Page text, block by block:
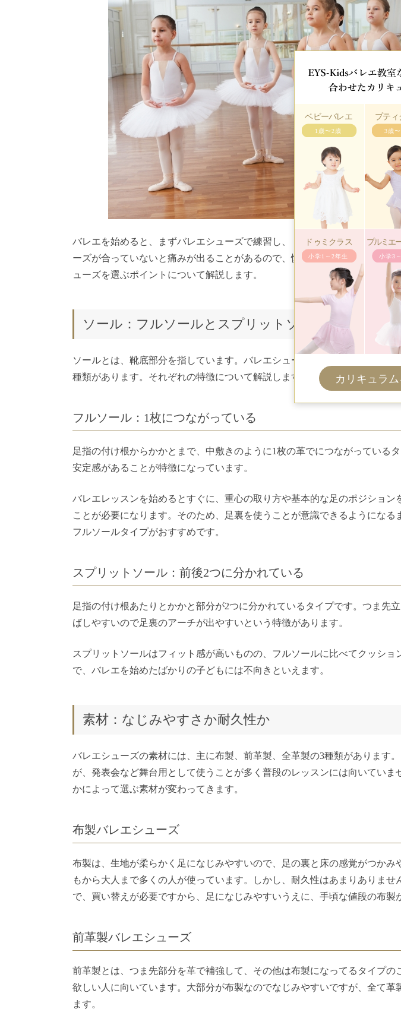
バレエを始めると、まずバレエシューズで練習し、トウシューズを履くため
ーズが合っていないと痛みが出ることがあるので、慎重に選ばなければいけ
ューズを選ぶポイントについて解説します。
ソール：フルソールとスプリットソールの違いとは
ソールとは、靴底部分を指しています。バレエシューズのソールには、フル
種類があります。それぞれの特徴について解説します。
フルソール：1枚につながっている
足指の付け根からかかとまで、中敷きのように1枚の革でにつながっている
安定感があることが特徴になっています。
バレエレッスンを始めるとすぐに、重心の取り方や基本的な足のポジション
ことが必要になります。そのため、足裏を使うことが意識できるようになる
フルソールタイプがおすすめです。
スプリットソール：前後2つに分かれている
足指の付け根あたりとかかと部分が2つに分かれているタイプです。つま先
ばしやすいので足裏のアーチが出やすいという特徴があります。
スプリットソールはフィット感が高いものの、フルソールに比べてクッショ
で、バレエを始めたばかりの子どもには不向きといえます。
素材：なじみやすさか耐久性か
バレエシューズの素材には、主に布製、前革製、全革製の3種類があります
が、発表会など舞台用として使うことが多く普段のレッスンには向いていま
かによって選ぶ素材が変わってきます。
布製バレエシューズ
布製は、生地が柔らかく足になじみやすいので、足の裏と床の感覚がつかみ
もから大人まで多くの人が使っています。しかし、耐久性はあまりありませ
で、買い替えが必要ですから、足になじみやすいうえに、手頃な値段の布製
前革製バレエシューズ
前革製とは、つま先部分を革で補強して、その他は布製になってるタイプの
欲しい人に向いています。大部分が布製なのでなじみやすいですが、全て革
ます。